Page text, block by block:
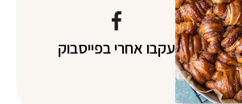
עקבו אחריבפייסבוק